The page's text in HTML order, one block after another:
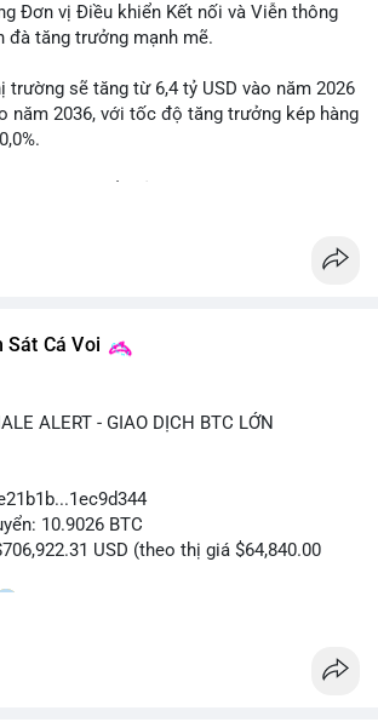
NGHỊ: Tâm lý thị trường đang phân
và tin cậy từ các dự án lớn (BTC,
không có thông tin rõ ràng về quy định.
Đơn vị Điều khiển Kết nối và Viễn thông
đà tăng trưởng mạnh mẽ.
trường sẽ tăng từ 6,4 tỷ USD vào năm 2026
năm 2036, với tốc độ tăng trưởng kép hàng
tô, logistics và thiết bị thông minh.
theo dõi xu hướng này để nắm bắt cơ hội
Cá Voi
ALERT - GIAO DỊCH BTC LỚN
10.9026 BTC
USD (theo thị giá $64,840.00
trị giá hơn 706 nghìn USD được thực hiện